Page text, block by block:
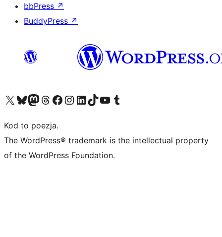
bbPress ↗
BuddyPress ↗
Odwiedź nasze konto X (dawniej Twitter)
Odwiedź nasze konto Bluesky
Odwiedź nasze konto na Mastodoncie
Odwiedź naszego Threadsa
Odwiedź naszego Facebooka
Odwiedź nasze konto na Instagramie
Odwiedź nasze konto na LinkedIn
Odwiedź naszego TikToka
Odwiedź nasz kanał YouTube
Odwiedź naszego Tumblra
Kod to poezja.
The WordPress® trademark is the intellectual property
of the WordPress Foundation.